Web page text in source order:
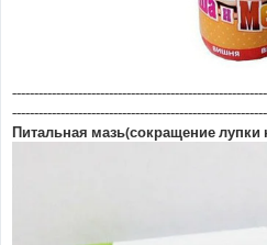
Питальная мазь(сокращение лупки